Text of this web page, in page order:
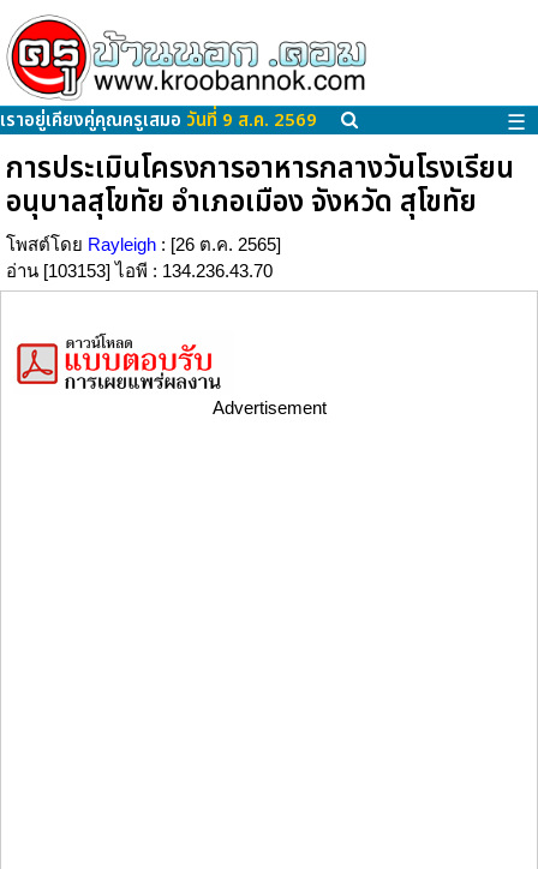
เราอยู่เคียงคู่คุณครูเสมอ วันที่ 9 ส.ค. 2569 ☰
การประเมินโครงการอาหารกลางวันโรงเรียน
อนุบาลสุโขทัย อำเภอเมือง จังหวัด สุโขทัย
โพสต์โดย Rayleigh : [26 ต.ค. 2565]
อ่าน [103153] ไอพี : 134.236.43.70
Advertisement